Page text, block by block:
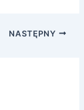
NASTĘPNY